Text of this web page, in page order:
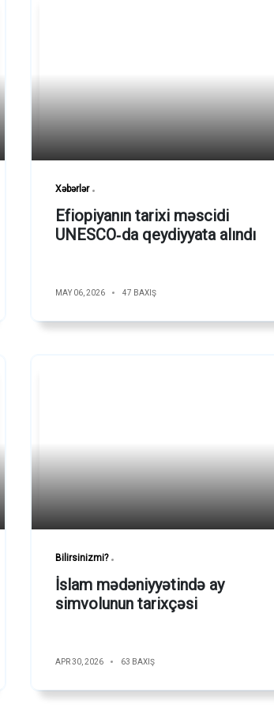
Xəbərlər
Efiopiyanın tarixi məscidi
UNESCO‑da qeydiyyata alındı
MAY 06, 2026 47 BAXIŞ
Bilirsinizmi?
İslam mədəniyyətində ay
simvolunun tarixçəsi
APR 30, 2026 63 BAXIŞ